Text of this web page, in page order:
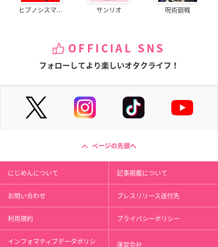
ヒプノシスマ... サンリオ 呪術廻戦
OFFICIAL SNS
フォローしてより楽しいオタクライフ！
ページの先頭へ
にじめんについて 記事掲載について
お問い合わせ プレスリリース送付先
利用規約 プライバシーポリシー
インフォマティブデータポリシ 運営会社